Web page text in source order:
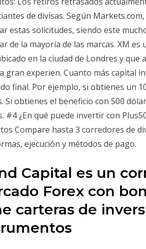
de divisas. Según
estas solicitudes, siendo este
de la mayoría de las marcas. XM
en la ciudad de Londres y
gran experien. Cuanto más capital
final. Por ejemplo, si obtienes un
Si obtienes el beneficio con 500
#4 ¿En qué puede invertir con
Compare hasta 3 corredores de
ejecución y métodos de pago.
Capital es un
Forex con
carteras de